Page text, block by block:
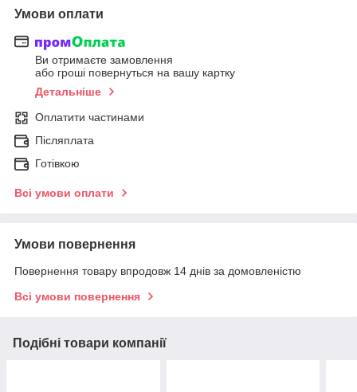
Умови оплати
Ви отримаєте замовлення
або гроші повернуться на вашу картку
Детальніше
Оплатити частинами
Післяплата
Готівкою
Всі умови оплати
Умови повернення
Повернення товару впродовж 14 днів за домовленістю
Всі умови повернення
Подібні товари компанії